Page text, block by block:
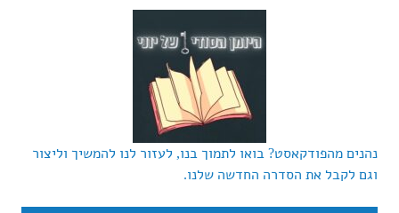
נהנים מהפודקאסט? בואו לתמוך בנו, לעזור לנו להמשיך וליצור
וגם לקבל את הסדרה החדשה שלנו.